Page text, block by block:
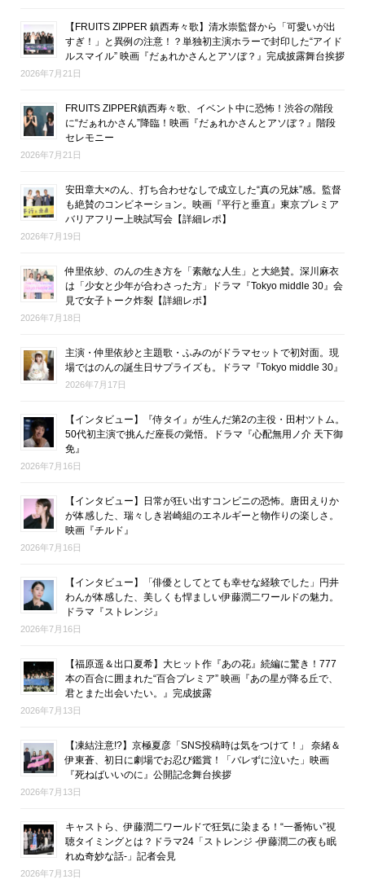
【FRUITS ZIPPER 鎮西寿々歌】清水崇監督から「可愛いが出
すぎ！」と異例の注意！？単独初主演ホラーで封印した“アイド
ルスマイル” 映画『だぁれかさんとアソぼ？』完成披露舞台挨拶
2026年7月21日
FRUITS ZIPPER鎮西寿々歌、イベント中に恐怖！渋谷の階段
に“だぁれかさん”降臨！映画『だぁれかさんとアソぼ？』階段
セレモニー
2026年7月21日
安田章大×のん、打ち合わせなしで成立した“真の兄妹”感。監督
も絶賛のコンビネーション。映画『平行と垂直』東京プレミア
バリアフリー上映試写会【詳細レポ】
2026年7月19日
仲里依紗、のんの生き方を「素敵な人生」と大絶賛。深川麻衣
は「少女と少年が合わさった方」ドラマ『Tokyo middle 30』会
見で女子トーク炸裂【詳細レポ】
2026年7月18日
主演・仲里依紗と主題歌・ふみのがドラマセットで初対面。現
場ではのんの誕生日サプライズも。ドラマ『Tokyo middle 30』
2026年7月17日
【インタビュー】『侍タイ』が生んだ第2の主役・田村ツトム。
50代初主演で挑んだ座長の覚悟。ドラマ『心配無用ノ介 天下御
免』
2026年7月16日
【インタビュー】日常が狂い出すコンビニの恐怖。唐田えりか
が体感した、瑞々しき岩崎組のエネルギーと物作りの楽しさ。
映画『チルド』
2026年7月16日
【インタビュー】「俳優としてとても幸せな経験でした」円井
わんが体感した、美しくも悍ましい伊藤潤二ワールドの魅力。
ドラマ『ストレンジ』
2026年7月16日
【福原遥＆出口夏希】大ヒット作『あの花』続編に驚き！777
本の百合に囲まれた“百合プレミア” 映画『あの星が降る丘で、
君とまた出会いたい。』完成披露
2026年7月13日
【凍結注意!?】京極夏彦「SNS投稿時は気をつけて！」 奈緒＆
伊東蒼、初日に劇場でお忍び鑑賞！「バレずに泣いた」映画
『死ねばいいのに』公開記念舞台挨拶
2026年7月13日
キャストら、伊藤潤二ワールドで狂気に染まる！“一番怖い”視
聴タイミングとは？ドラマ24「ストレンジ -伊藤潤二の夜も眠
れぬ奇妙な話-」記者会見
2026年7月13日